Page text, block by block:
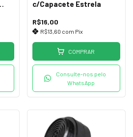
c/Capacete Estrela
R$16,00
R$13,60 com Pix
COMPRAR
Consulte-nos pelo
WhatsApp